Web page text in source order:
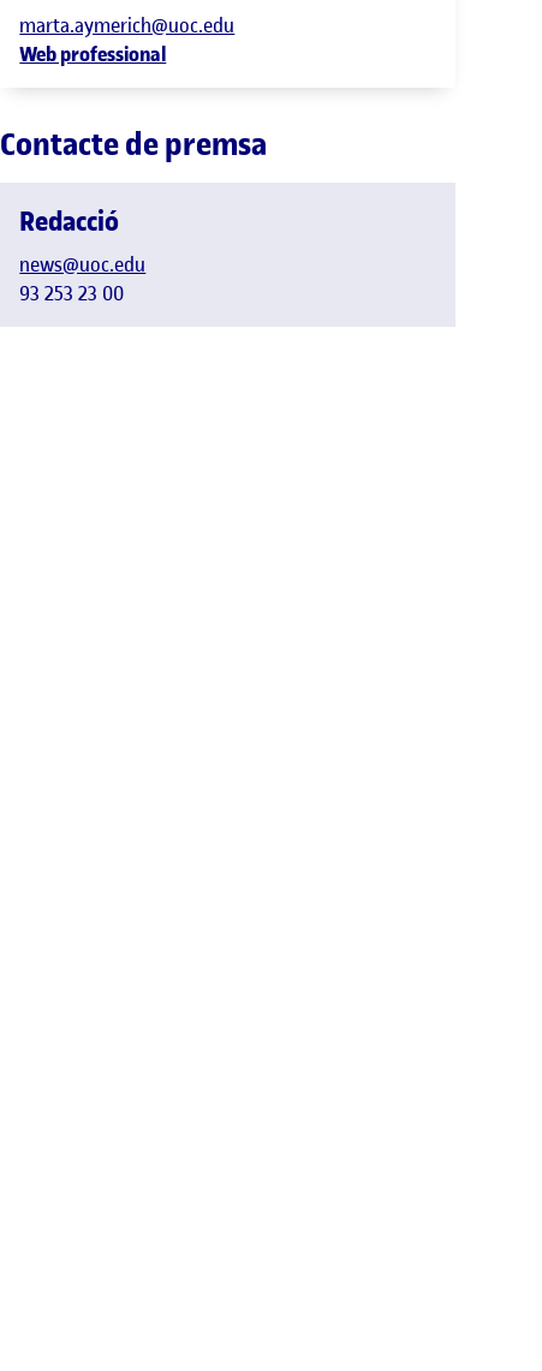
marta.aymerich@uoc.edu
Web professional
Contacte de premsa
Redacció
news@uoc.edu
93 253 23 00